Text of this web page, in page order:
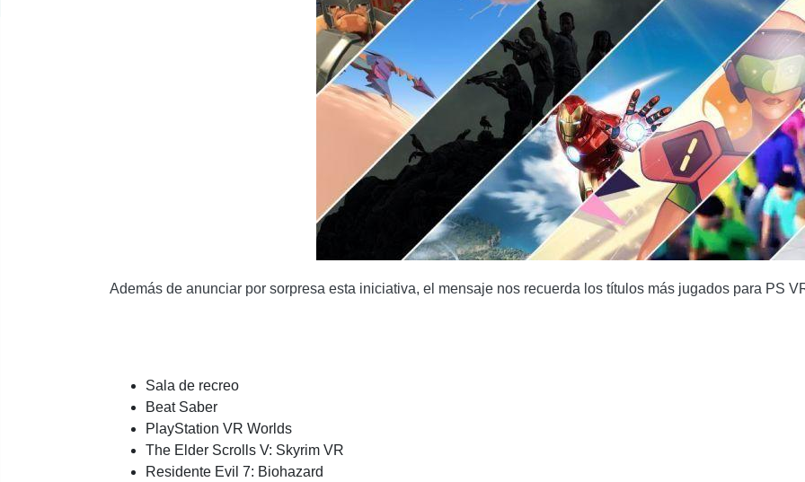
Además de anunciar por sorpresa esta iniciativa, el mensaje nos recuerda los títulos más jugados para PS
Sala de recreo
Beat Saber
PlayStation VR Worlds
The Elder Scrolls V: Skyrim VR
Residente Evil 7: Biohazard